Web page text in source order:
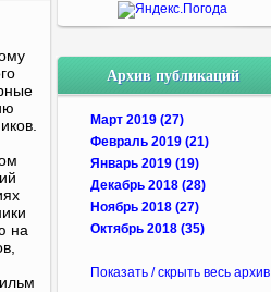
на
Архив публикаций
Март 2019 (27)
Февраль 2019 (21)
Январь 2019 (19)
Декабрь 2018 (28)
Ноябрь 2018 (27)
Октябрь 2018 (35)
Показать / скрыть весь архив